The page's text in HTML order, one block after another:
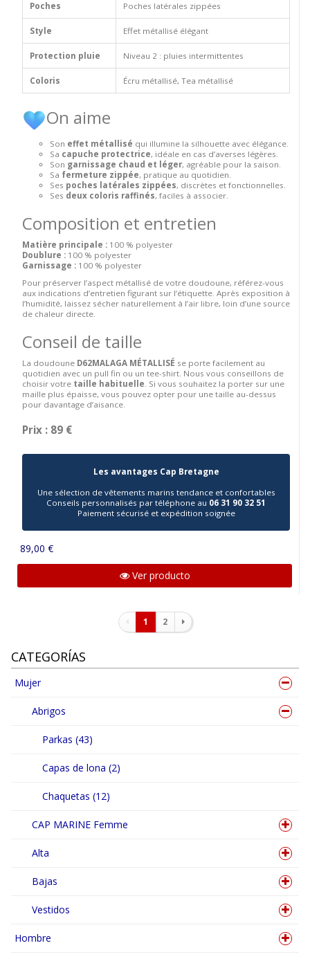
Poches Poches latérales zippées
Style Effet métallisé élégant
Protection pluie Niveau 2 : pluies intermittentes
Coloris Écru métallisé, Tea métallisé
On aime
Son effet métallisé qui illumine la silhouette avec élégance.
Sa capuche protectrice, idéale en cas d’averses légères.
Son garnissage chaud et léger, agréable pour la saison.
Sa fermeture zippée, pratique au quotidien.
Ses poches latérales zippées, discrètes et fonctionnelles.
Ses deux coloris raffinés, faciles à associer.
Composition et entretien
Matière principale : 100 % polyester
Doublure : 100 % polyester
Garnissage : 100 % polyester
Pour préserver l’aspect métallisé de votre doudoune, référez-vous
aux indications d’entretien figurant sur l’étiquette. Après exposition à
l’humidité, laissez sécher naturellement à l’air libre, loin d’une source
de chaleur directe.
Conseil de taille
La doudoune D62MALAGA MÉTALLISÉ se porte facilement au
quotidien avec un pull fin ou un tee-shirt. Nous vous conseillons de
choisir votre taille habituelle. Si vous souhaitez la porter sur une
maille plus épaisse, vous pouvez opter pour une taille au-dessus
pour davantage d’aisance.
Prix : 89 €
Les avantages Cap Bretagne
Une sélection de vêtements marins tendance et confortables
Conseils personnalisés par téléphone au 06 31 90 32 51
Paiement sécurisé et expédition soignée
89,00 €
Ver producto
Paginación
1 2
CATEGORÍAS
Mujer
Abrigos
Parkas (43)
Capas de lona (2)
Chaquetas (12)
CAP MARINE Femme
Alta
Bajas
Vestidos
Hombre